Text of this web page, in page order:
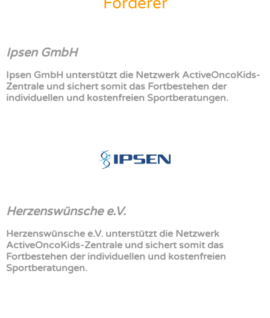
Ipsen GmbH
Ipsen GmbH unterstützt die Netzwerk ActiveOncoKids-
Zentrale und sichert somit das Fortbestehen der
individuellen und kostenfreien Sportberatungen.
Herzenswünsche e.V.
Herzenswünsche e.V. unterstützt die Netzwerk
ActiveOncoKids-Zentrale und sichert somit das
Fortbestehen der individuellen und kostenfreien
Sportberatungen.